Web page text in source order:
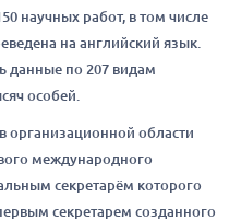
научных работ, в том числе
на английский язык.
данные по 207 видам
особей.
организационной области
международного
секретарём которого
секретарем созданного